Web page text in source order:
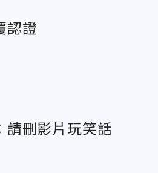
認證
刪影片玩笑話